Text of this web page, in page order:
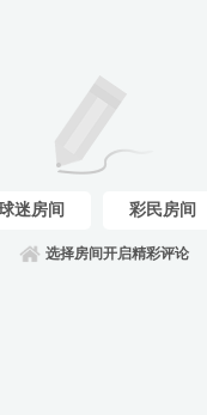
迷房间 彩民房间
选择房间开启精彩评论